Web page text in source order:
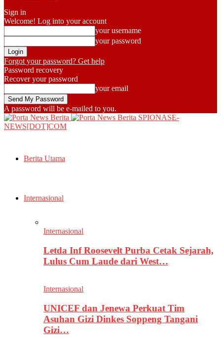
Sign in
Welcome! Log into your account
your username
your password
Forgot your password? Get help
Password recovery
Recover your password
your email
A password will be e-mailed to you.
SPIONASE-
NEWS[DOT]COM
Berita Utama
Internasional
Internasional
Letda Inf Roosevelt Purba Cetak Sejarah,
Lulus Cum Laude dari West…
Internasional
UNICEF dan Jenewa Perkuat Tim
Asuhan Gizi Dinkes Soppeng Tangani
Gizi…